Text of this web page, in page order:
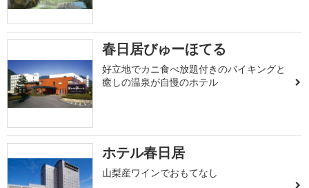
春日居びゅーほてる
好立地でカニ食べ放題付きのバイキングと
癒しの温泉が自慢のホテル
ホテル春日居
山梨産ワインでおもてなし